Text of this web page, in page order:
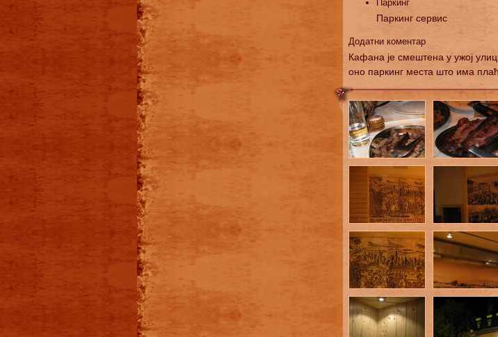
Паркинг
Паркинг сервис
Додатни коментар
Кафана је смештена у ужој
оно паркинг места што има